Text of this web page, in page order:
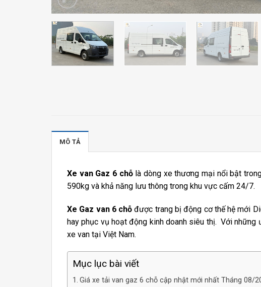
MÔ TẢ
Xe van Gaz 6 chỗlà dòng xe thương mại nổi bật
590kg và khả năng lưu thông trong khu vực cấm 24/7.
Xe Gaz van 6 chỗ được trang bị động cơ thế hệ mới
hay phục vụ hoạt động kinh doanh siêu thị. Với
xe van tại Việt Nam.
Mục lục bài viết
Giá xe tải van gaz 6 chỗ cập nhật mới nhất Tháng 08/